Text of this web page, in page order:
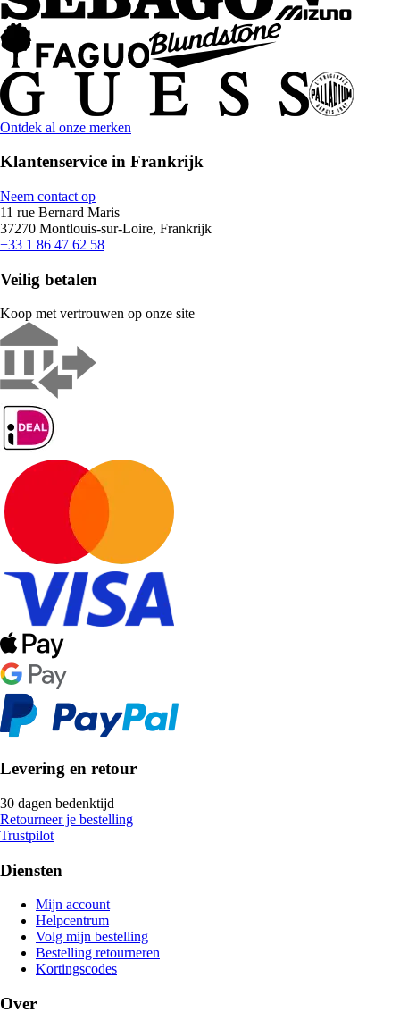
Ontdek al onze merken
Klantenservice in Frankrijk
Neem contact op
11 rue Bernard Maris
37270 Montlouis-sur-Loire, Frankrijk
+33 1 86 47 62 58
Veilig betalen
Koop met vertrouwen op onze site
Levering en retour
30 dagen bedenktijd
Retourneer je bestelling
Trustpilot
Diensten
Mijn account
Helpcentrum
Volg mijn bestelling
Bestelling retourneren
Kortingscodes
Over